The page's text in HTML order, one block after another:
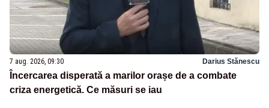
7 aug. 2026, 09:30 Darius Stănescu
Încercarea disperată a marilor orașe de a combate
criza energetică. Ce măsuri se iau